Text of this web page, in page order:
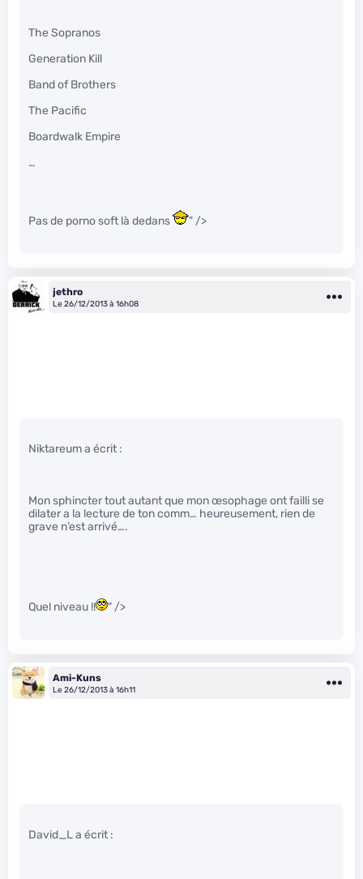
The Sopranos
Generation Kill
Band of Brothers
The Pacific
Boardwalk Empire
…
Pas de porno soft là dedans " />
jethro
Le 26/12/2013 à 16h08
Niktareum a écrit :
Mon sphincter tout autant que mon œsophage ont failli se
dilater a la lecture de ton comm… heureusement, rien de
grave n’est arrivé….
Quel niveau !! " />
Ami-Kuns
Le 26/12/2013 à 16h11
David_L a écrit :